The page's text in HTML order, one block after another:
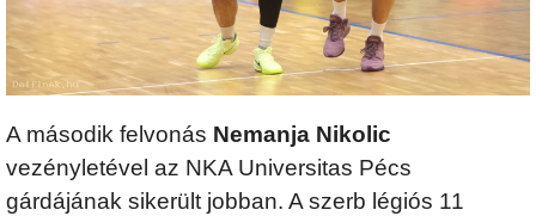
A második felvonás Nemanja Nikolic
vezényletével az NKA Universitas Pécs
gárdájának sikerült jobban. A szerb légiós 11